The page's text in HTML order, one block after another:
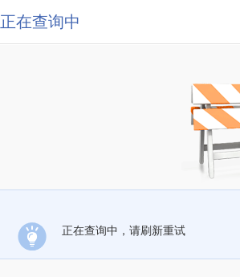
正在查询中
正在查询中，请刷新重试